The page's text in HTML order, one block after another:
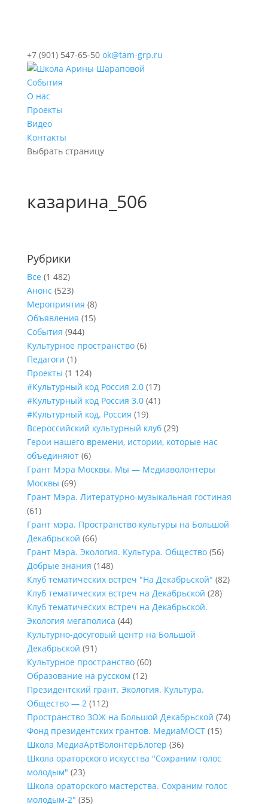
+7 (901) 547-65-50 ok@tam-grp.ru
События
О нас
Проекты
Видео
Контакты
Выбрать страницу
казарина_506
Рубрики
Все (1 482)
Анонс (523)
Мероприятия (8)
Объявления (15)
События (944)
Культурное пространство(6)
Педагоги (1)
Проекты (1 124)
#Культурный код Россия 2.0(17)
#Культурный код Россия 3.0(41)
#Культурный код. Россия (19)
Всероссийский культурный клуб(29)
Герои нашего времени, истории, которые нас
объединяют(6)
Грант Мэра Москвы. Мы — Медиаволонтеры
Москвы (69)
Грант Мэра. Литературно-музыкальная гостиная
(61)
Грант мэра. Пространство культуры на Большой
Декабрьской (66)
Грант Мэра. Экология. Культура. Общество(56)
Добрые знания (148)
Клуб тематических встреч "На Декабрьской" (82)
Клуб тематических встреч на Декабрьской (28)
Клуб тематических встреч на Декабрьской.
Экология мегаполиса (44)
Культурно-досуговый центр на Большой
Декабрьской (91)
Культурное пространство(60)
Образование на русском (12)
Президентский грант. Экология. Культура.
Общество — 2(112)
Пространство ЗОЖ на Большой Декабрьской (74)
Фонд президентских грантов. МедиаМОСТ(15)
Школа МедиаАртВолонтёрБлогер (36)
Школа ораторского искусства "Сохраним голос
молодым" (23)
Школа ораторского мастерства. Сохраним голос
молодым-2" (35)